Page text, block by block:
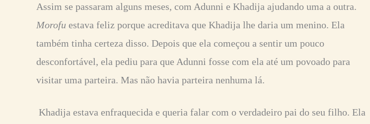
Assim se passaram alguns meses, com Adunni e Khadija ajudando uma a outra.
Morofu estava feliz porque acreditava que Khadija lhe daria um menino. Ela
também tinha certeza disso. Depois que ela começou a sentir um pouco
desconfortável, ela pediu para que Adunni fosse com ela até um povoado para
visitar uma parteira. Mas não havia parteira nenhuma lá.
Khadija estava enfraquecida e queria falar com o verdadeiro pai do seu filho. Ela